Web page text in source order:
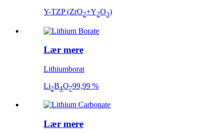
Y-TZP (ZrO2+Y2O3)
Lær mere
Lithiumborat
Li2B4O799,99 %
Lær mere